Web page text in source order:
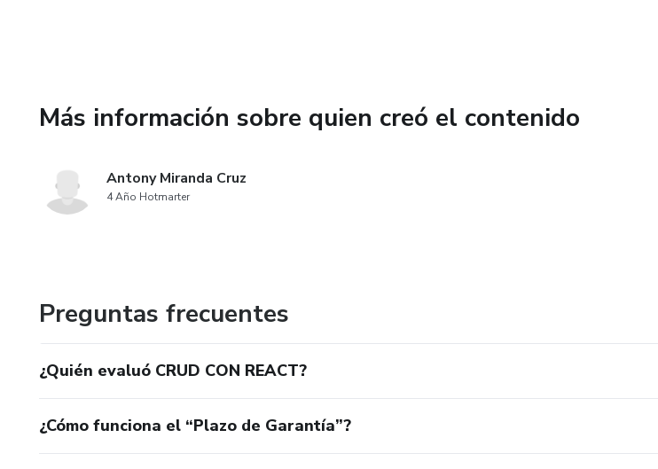
Más información sobre quien creó el contenido
Antony Miranda Cruz
4 Año Hotmarter
Preguntas frecuentes
¿Quién evaluó CRUD CON REACT?
¿Cómo funciona el “Plazo de Garantía”?